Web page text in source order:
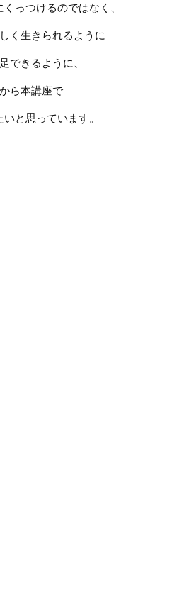
っつけるのではなく、
く生きられるように
できるように、
ら本講座で
と思っています。